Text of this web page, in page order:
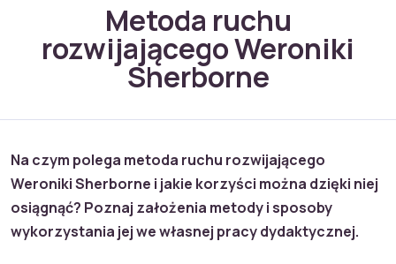
Metoda ruchu
rozwijającego Weroniki
Sherborne
Na czym polega metoda ruchu rozwijającego
Weroniki Sherborne i jakie korzyści można dzięki niej
osiągnąć? Poznaj założenia metody i sposoby
wykorzystania jej we własnej pracy dydaktycznej.